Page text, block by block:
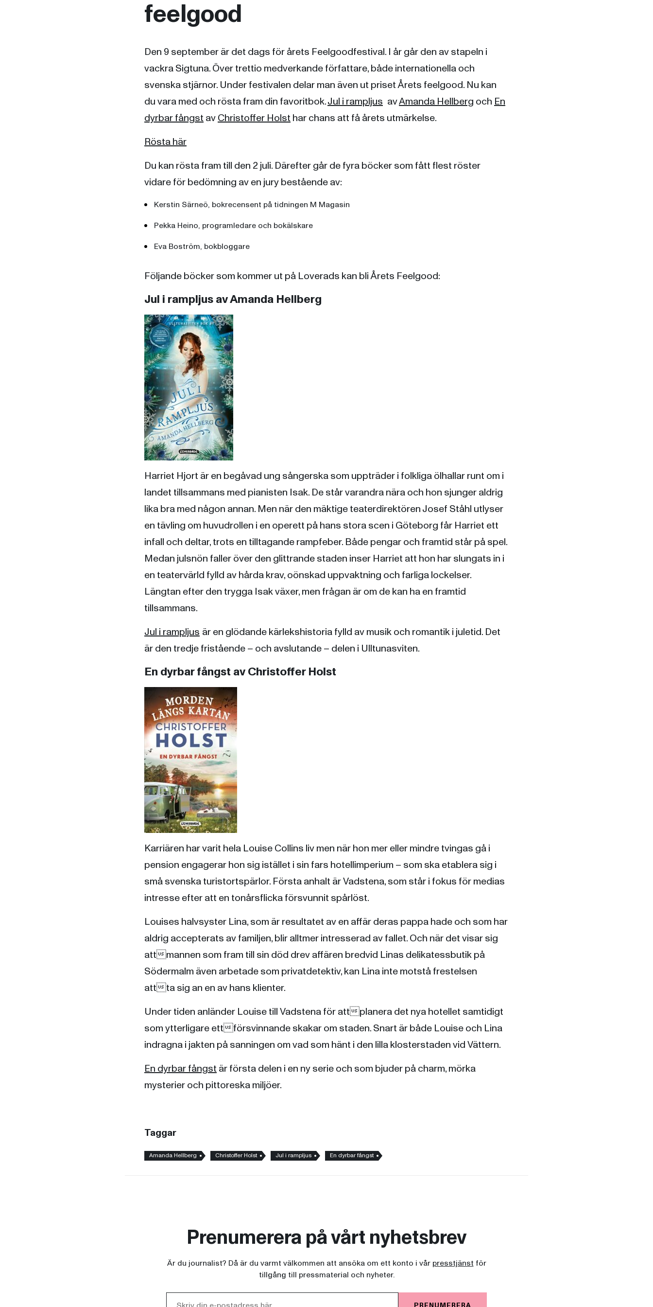
feelgood
Den 9 september är det dags för årets Feelgoodfestival. I år går den av stapeln i
vackra Sigtuna. Över trettio medverkande författare, både internationella och
svenska stjärnor. Under festivalen delar man även ut priset Årets feelgood. Nu kan
du vara med och rösta fram din favoritbok.Jul i rampljus avAmanda Hellberg ochEn
dyrbar fångstavChristoffer Holsthar chans att få årets utmärkelse.
Rösta här
Du kan rösta fram till den 2 juli. Därefter går de fyra böcker som fått flest röster
vidare för bedömning av en jury bestående av:
Kerstin Särneö, bokrecensent på tidningen M Magasin
Pekka Heino, programledare och bokälskare
Eva Boström, bokbloggare
Följande böcker som kommer ut på Loverads kan bli Årets Feelgood:
Jul i rampljus av Amanda Hellberg
Harriet Hjort är en begåvad ung sångerska som uppträder i folkliga ölhallar runt om i
landet tillsammans med pianisten Isak. De står varandra nära och hon sjunger aldrig
lika bra med någon annan. Men när den mäktige teaterdirektören Josef Ståhl utlyser
en tävling om huvudrollen i en operett på hans stora scen i Göteborg får Harriet ett
infall och deltar, trots en tilltagande rampfeber. Både pengar och framtid står på spel.
Medan julsnön faller över den glittrande staden inser Harriet att hon har slungats in i
en teatervärld fylld av hårda krav, oönskad uppvaktning och farliga lockelser.
Längtan efter den trygga Isak växer, men frågan är om de kan ha en framtid
tillsammans.
Jul i rampljus är en glödande kärlekshistoria fylld av musik och romantik i juletid. Det
är den tredje fristående – och avslutande – delen i Ulltunasviten.
En dyrbar fångst av Christoffer Holst
Karriären har varit hela Louise Collins liv men när hon mer eller mindre tvingas gå i
pension engagerar hon sig istället i sin fars hotellimperium – som ska etablera sig i
små svenska turistortspärlor. Första anhalt är Vadstena, som står i fokus för medias
intresse efter att en tonårsflicka försvunnit spårlöst.
Louises halvsyster Lina, som är resultatet av en affär deras pappa hade och som har
aldrig accepterats av familjen, blir alltmer intresserad av fallet. Och när det visar sig
attmannen som fram till sin död drev affären bredvid Linas delikatessbutik på
Södermalm även arbetade som privatdetektiv, kan Lina inte motstå frestelsen
attta sig an en av hans klienter.
Under tiden anländer Louise till Vadstena för attplanera det nya hotellet samtidigt
som ytterligare ettförsvinnande skakar om staden. Snart är både Louise och Lina
indragna i jakten på sanningen om vad som hänt i den lilla klosterstaden vid Vättern.
En dyrbar fångstär första delen i en ny serie och som bjuder på charm, mörka
mysterier och pittoreska miljöer.
Taggar
Amanda Hellberg Christoffer Holst Jul i rampljus En dyrbar fångst
Prenumerera på vårt nyhetsbrev
Är du journalist? Då är du varmt välkommen att ansöka om ett konto i vår presstjänst för
tillgång till pressmaterial och nyheter.